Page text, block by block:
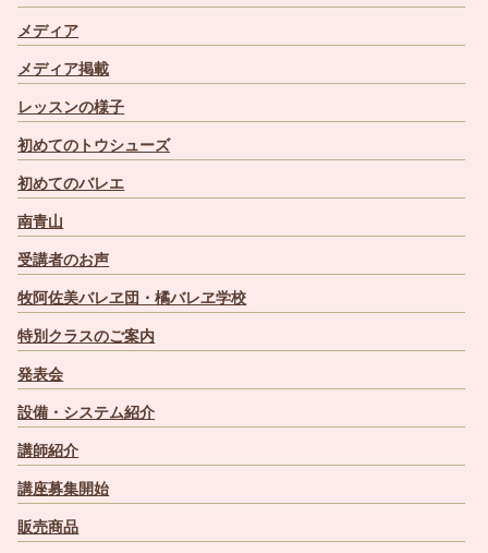
メディア
メディア掲載
レッスンの様子
初めてのトウシューズ
初めてのバレエ
南青山
受講者のお声
牧阿佐美バレヱ団・橘バレヱ学校
特別クラスのご案内
発表会
設備・システム紹介
講師紹介
講座募集開始
販売商品